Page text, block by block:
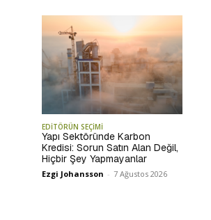
EDİTÖRÜN SEÇİMİ
Yapı Sektöründe Karbon
Kredisi: Sorun Satın Alan Değil,
Hiçbir Şey Yapmayanlar
Ezgi Johansson - 7 Ağustos 2026